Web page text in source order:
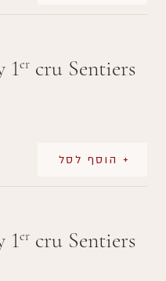
1er cru Sentiers
+ הוסף לסל
1er cru Sentiers